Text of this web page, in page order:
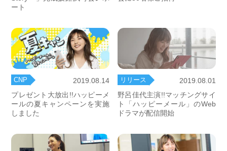
ート
CNP
2019.08.14
プレゼント大放出!!ハッピーメ
ールの夏キャンペーンを実施
しました
リリース
2019.08.01
野呂佳代主演!!マッチングサイ
ト「ハッピーメール」のWeb
ドラマが配信開始